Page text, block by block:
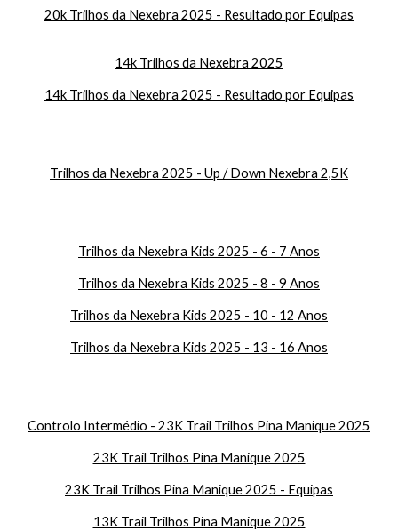
20k Trilhos da Nexebra 2025 - Resultado por Equipas
14k Trilhos da Nexebra 2025
14k Trilhos da Nexebra 2025 - Resultado por Equipas
Trilhos da Nexebra 2025 - Up / Down Nexebra 2,5K
Trilhos da Nexebra Kids 2025 - 6 - 7 Anos
Trilhos da Nexebra Kids 2025 - 8 - 9 Anos
Trilhos da Nexebra Kids 2025 - 10 - 12 Anos
Trilhos da Nexebra Kids 2025 - 13 - 16 Anos
Controlo Intermédio - 23K Trail Trilhos Pina Manique 2025
23K Trail Trilhos Pina Manique 2025
23K Trail Trilhos Pina Manique 2025 - Equipas
13K Trail Trilhos Pina Manique 2025